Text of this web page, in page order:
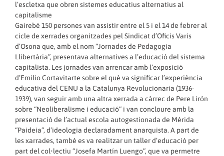
l’escletxa que obren sistemes educatius alternatius al
capitalisme
Gairebé 150 persones van assistir entre el 5 i el 14 de febrer al
cicle de xerrades organitzades pel Sindicat d’Oficis Varis
d’Osona que, amb el nom “Jornades de Pedagogia
Llibertària”, presentava alternatives a l’educació del sistema
capitalista. Les jornades van arrencar amb l’exposició
d’Emilio Cortavitarte sobre el què va significar l’experiència
educativa del CENU a la Catalunya Revolucionaria (1936-
1939), van seguir amb una altra xerrada a càrrec de Pere Lirón
sobre “Neoliberalisme i educació” i van concloure amb la
presentació de l’actual escola autogestionada de Mérida
“Paideia”, d’ideologia declaradament anarquista. A part de
les xarrades, també es va realitzar un taller d’educació per
part del col•lectiu “Josefa Martín Luengo”, que va permetre